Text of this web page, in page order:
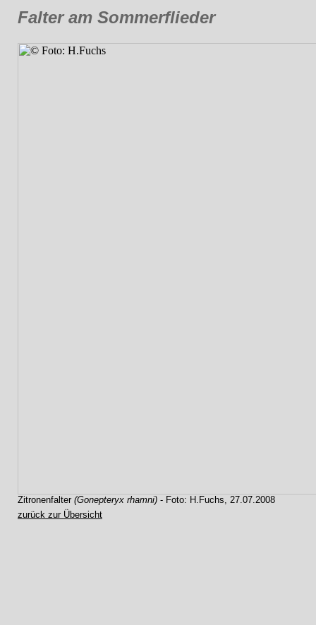
Falter am Sommerflieder
Zitronenfalter (Gonepteryx rhamni) - Foto: H.Fuchs, 27.07.2008
zurück zur Übersicht